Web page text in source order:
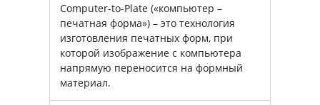
Computer-to-Plate («компьютер –
печатная форма») – это технология
изготовления печатных форм, при
которой изображение с компьютера
напрямую переносится на формный
материал.